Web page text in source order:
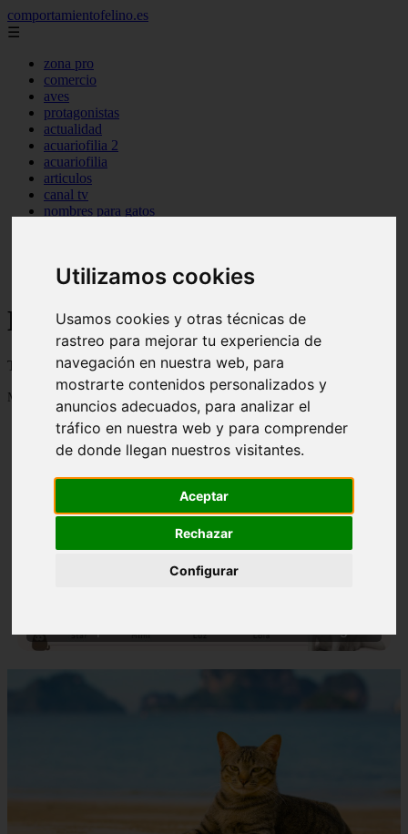
Utilizamos cookies
Usamos cookies y otras técnicas de
rastreo para mejorar tu experiencia de
navegación en nuestra web, para
mostrarte contenidos personalizados y
anuncios adecuados, para analizar el
tráfico en nuestra web y para comprender
de donde llegan nuestros visitantes.
Aceptar
Rechazar
Configurar
comportamientofelino.es
☰
zona pro
comercio
aves
protagonistas
actualidad
acuariofilia 2
acuariofilia
articulos
canal tv
nombres para gatos
zona pro
Blog sobre gatos
Todo sobre gatos, nombres de gatos y razas de gatos
Mostrando 1 - 24 de 2799 artículos